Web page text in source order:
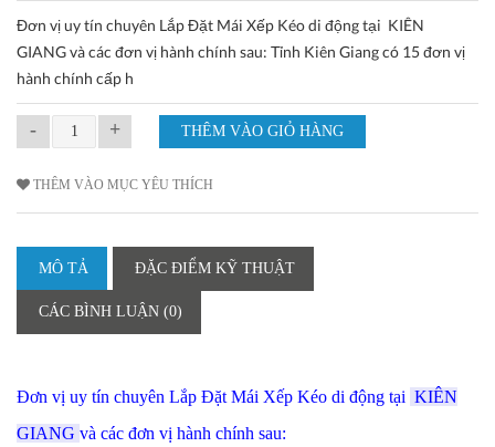
Đơn vị uy tín chuyên Lắp Đặt Mái Xếp Kéo di động tại KIÊN
GIANG và các đơn vị hành chính sau: Tỉnh Kiên Giang có 15 đơn vị
hành chính cấp h
- +
THÊM VÀO MỤC YÊU THÍCH
MÔ TẢ ĐẶC ĐIỂM KỸ THUẬT
CÁC BÌNH LUẬN (0)
Đơn vị uy tín chuyên Lắp Đặt Mái Xếp Kéo di động tại KIÊN
GIANG và các đơn vị hành chính sau: